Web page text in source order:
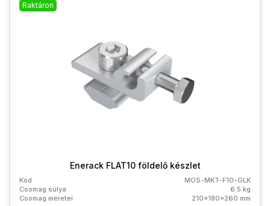
Raktáron
Enerack FLAT10 földelő készlet
Kód
MOS-MKT-F10-GLK
Csomag súlya
6.5 kg
Csomag méretei
210x180x260 mm